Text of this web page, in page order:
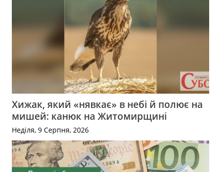
Хижак, який «нявкає» в небі й полює на
мишей: канюк на Житомирщині
Неділя, 9 Серпня, 2026